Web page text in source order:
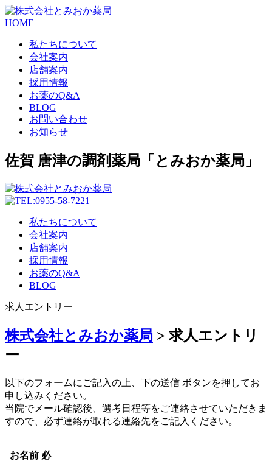
HOME
私たちについて
会社案内
店舗案内
採用情報
お薬のQ&A
BLOG
お問い合わせ
お知らせ
佐賀 唐津の調剤薬局「とみおか薬局」
私たちについて
会社案内
店舗案内
採用情報
お薬のQ&A
BLOG
求人エントリー
株式会社とみおか薬局 >求人エントリ
ー
以下のフォームにご記入の上、下の送信 ボタンを押してお
申し込みください。
当院でメール確認後、選考日程等をご連絡させていただきま
すので、必ず連絡が取れる連絡先をご記入ください。
お名前 必